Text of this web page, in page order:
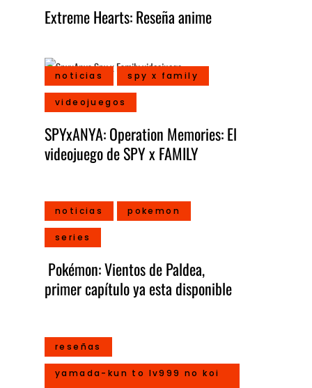
Extreme Hearts: Reseña anime
noticias spy x family
videojuegos
SPYxANYA: Operation Memories: El
videojuego de SPY x FAMILY
noticias pokemon
series
Pokémon: Vientos de Paldea,
primer capítulo ya esta disponible
reseñas
yamada-kun to lv999 no koi